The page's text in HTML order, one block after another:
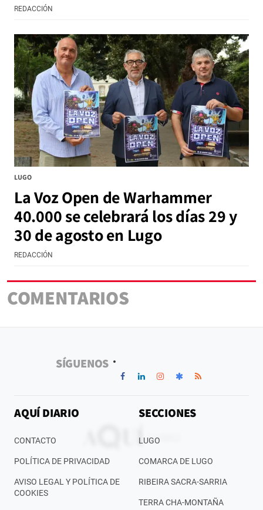
REDACCIÓN
LUGO
La Voz Open de Warhammer
40.000 se celebrará los días 29 y
30 de agosto en Lugo
REDACCIÓN
COMENTARIOS
SÍGUENOS
AQUÍ DIARIO
CONTACTO
POLÍTICA DE PRIVACIDAD
AVISO LEGAL Y POLÍTICA DE
COOKIES
SECCIONES
LUGO
COMARCA DE LUGO
RIBEIRA SACRA-SARRIA
TERRA CHA-MONTAÑA